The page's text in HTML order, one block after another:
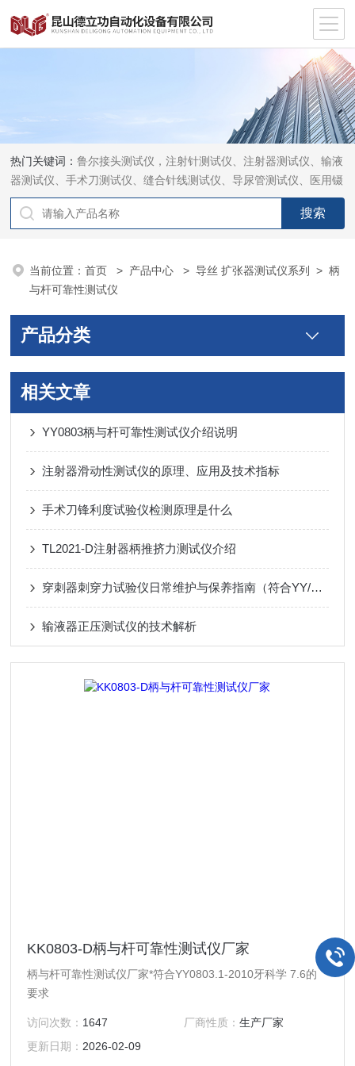
热门关键词：鲁尔接头测试仪，注射针测试仪、注射器测试仪、输液
器测试仪、手术刀测试仪、缝合针线测试仪、导尿管测试仪、医用镊
钳测试仪、导引管导丝测试仪、针灸针测试仪、留置针测试仪
当前位置：首页 > 产品中心 >导丝 扩张器测试仪系列 >柄
与杆可靠性测试仪
产品分类
相关文章
YY0803柄与杆可靠性测试仪介绍说明
注射器滑动性测试仪的原理、应用及技术指标
手术刀锋利度试验仪检测原理是什么
TL2021-D注射器柄推挤力测试仪介绍
穿刺器刺穿力试验仪日常维护与保养指南（符合YY/T1710-2020标准）
输液器正压测试仪的技术解析
KK0803-D柄与杆可靠性测试仪厂家
柄与杆可靠性测试仪厂家*符合YY0803.1-2010牙科学 7.6的
要求
访问次数： 1647 厂商性质： 生产厂家
更新日期： 2026-02-09